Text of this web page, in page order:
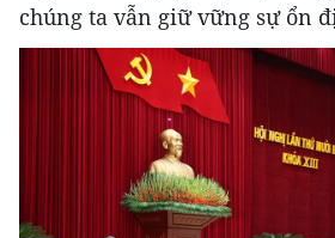
chúng ta vẫn giữ vững sự ổn